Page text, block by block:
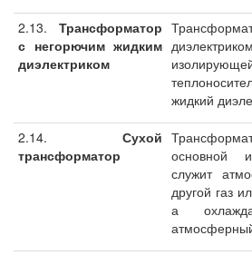
2.13. Трансформатор
с негорючим жидким
диэлектриком
жидкий
2.14. Сухой
трансформатор
основной
служит
другой газ
а